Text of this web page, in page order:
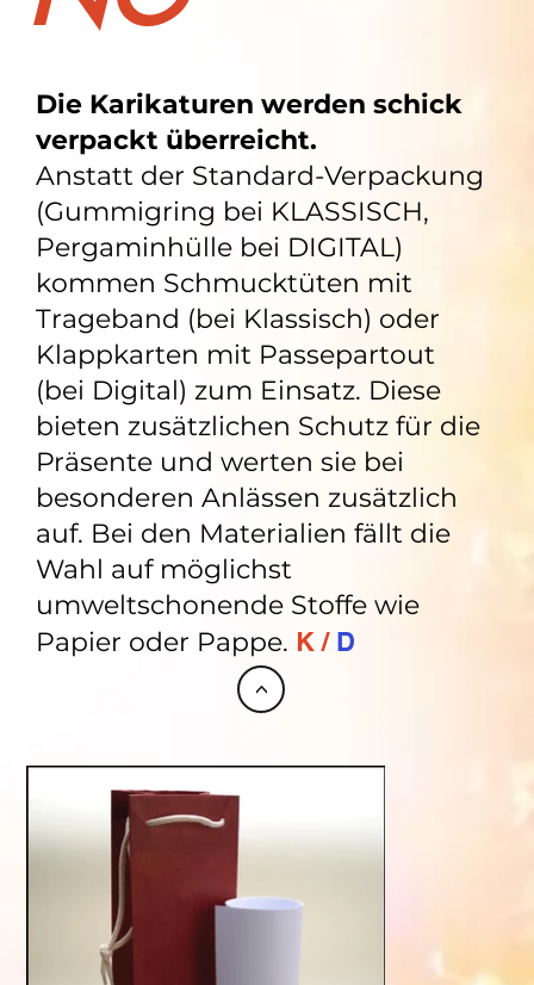
Die Karikaturen werden schick
verpackt überreicht.
Anstatt der Standard-Verpackung
(Gummigring bei KLASSISCH,
Pergaminhülle bei DIGITAL)
kommen Schmucktüten mit
Trageband (bei Klassisch) oder
Klappkarten mit Passepartout
(bei Digital) zum Einsatz. Diese
bieten zusätzlichen Schutz für die
Präsente und werten sie bei
besonderen Anlässen zusätzlich
auf. Bei den Materialien fällt die
Wahl auf möglichst
umweltschonende Stoffe wie
Papier oder Pappe. K / D
<